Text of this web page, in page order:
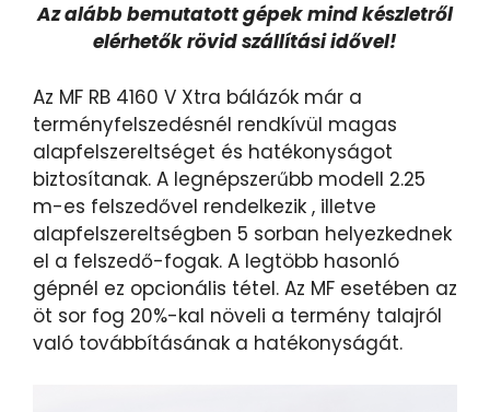
Az alább bemutatott gépek mind készletről
elérhetők rövid szállítási idővel!
Az MF RB 4160 V Xtra bálázók már a
terményfelszedésnél rendkívül magas
alapfelszereltséget és hatékonyságot
biztosítanak. A legnépszerűbb modell 2.25
m-es felszedővel rendelkezik , illetve
alapfelszereltségben 5 sorban helyezkednek
el a felszedő-fogak. A legtöbb hasonló
gépnél ez opcionális tétel. Az MF esetében az
öt sor fog 20%-kal növeli a termény talajról
való továbbításának a hatékonyságát.